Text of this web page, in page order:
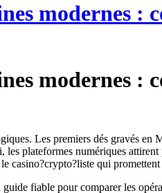
modernes :
modernes :
Les premiers dés gravés en
plateformes numériques
casino?crypto?liste qui
fiable pour comparer les